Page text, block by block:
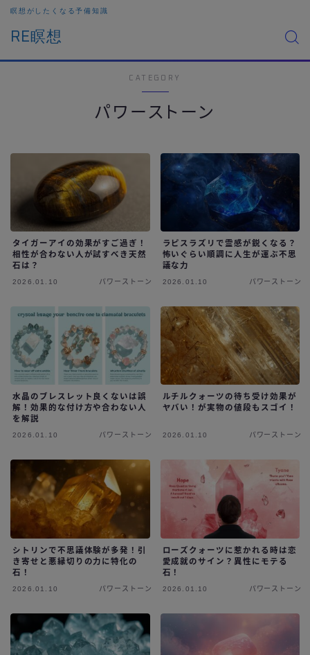
RE瞑想
瞑想がしたくなる予備知識
CATEGORY
パワーストーン
タイガーアイの効果がすご過ぎ！
相性が合わない人が試すべき天然
石は？
2026.01.10 パワーストーン
ラピスラズリで霊感が鋭くなる？
怖いぐらい順調に人生が運ぶ不思
議な力
2026.01.10 パワーストーン
水晶のブレスレット良くないは誤
解！効果的な付け方や合わない人
を解説
2026.01.10 パワーストーン
ルチルクォーツの待ち受け効果が
ヤバい！が実物の値段もスゴイ！
2026.01.10 パワーストーン
シトリンで不思議体験が多発！引
き寄せと悪縁切りの力に特化の
石！
2026.01.10 パワーストーン
ローズクォーツに惹かれる時は恋
愛成就のサイン？異性にモテる
石！
2026.01.10 パワーストーン